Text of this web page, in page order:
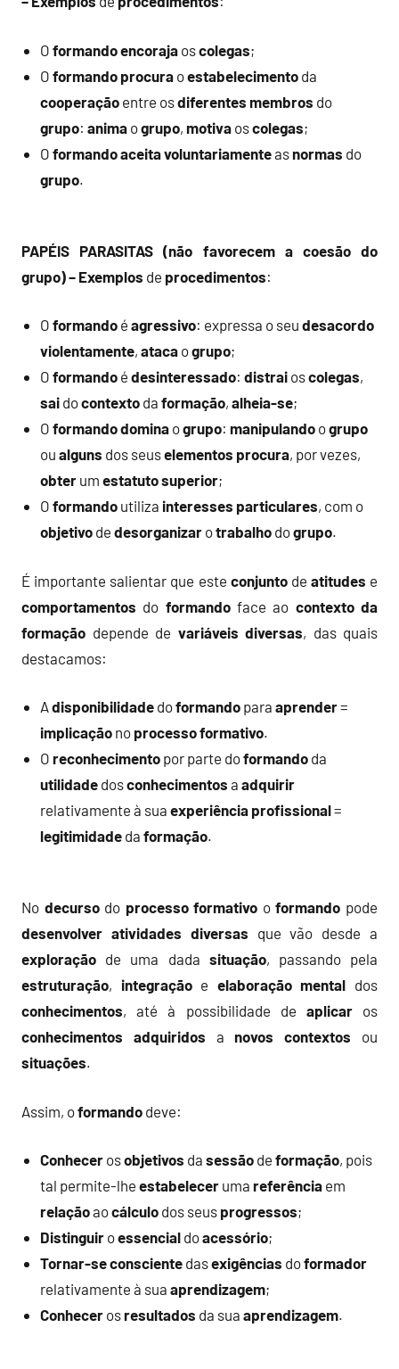
Oformandoencoraja oscolegas;
Oformando procura oestabelecimento da
cooperação entre osdiferentes membros do
grupo:anima ogrupo,motiva oscolegas;
Oformandoaceitavoluntariamenteasnormas do
grupo.
PAPÉIS PARASITAS (não favorecem a coesão do
grupo) – Exemplos de procedimentos:
Oformando éagressivo: expressa o seudesacordo
violentamente,ataca ogrupo;
Oformando édesinteressado:distrai oscolegas,
sai docontexto daformação,alheia-se;
Oformandodomina ogrupo:manipulando ogrupo
oualguns dos seuselementos procura, por vezes,
obter umestatuto superior;
Oformando utiliza interesses particulares, com o
objetivo dedesorganizar otrabalho dogrupo.
É importante salientar que este conjuntode atitudes e
comportamentos do formandoface ao contexto da
formação depende de variáveis diversas, das quais
destacamos:
Adisponibilidade doformando paraaprender=
implicação no processoformativo.
Oreconhecimento por parte doformando da
utilidade dosconhecimentos aadquirir
relativamente à suaexperiência profissional=
legitimidade daformação.
No decursodo processo formativo oformando pode
desenvolver atividades diversas que vão desde a
exploração de uma dada situação, passando pela
estruturação, integraçãoe elaboração mental dos
conhecimentos, até à possibilidade de aplicaros
conhecimentos
adquiridos anovos contextos ou
situações.
Assim, oformando deve:
Conhecer osobjetivos dasessão deformação, pois
tal permite-lheestabelecer umareferência em
relaçãoaocálculo dos seus progressos;
Distinguir oessencial doacessório;
Tornar-se consciente dasexigências doformador
relativamente à suaaprendizagem;
Conhecer osresultados da suaaprendizagem.